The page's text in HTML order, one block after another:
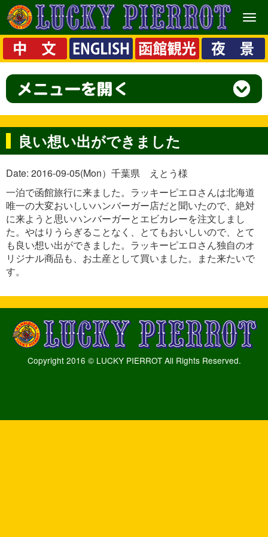
メ
ニ
ュ
ー
良い想い出ができました
Date: 2016-09-05(Mon）千葉県 えとう様
一泊で函館旅行に来ました。ラッキーピエロさんは北海道
唯一の大変おいしいハンバーガー店だと聞いたので、絶対
に来ようと思いハンバーガーとエビカレーを注文しまし
た。やはりうらぎることなく、とてもおいしいので、とて
も良い想い出ができました。ラッキーピエロさん独自のオ
リジナル商品も、お土産として買いました。また来たいで
す。
Copyright 2016 © LUCKY PIERROT All Rights Reserved.